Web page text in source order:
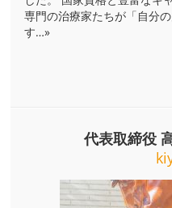
専門の治療家たちが「自分
す…»
代表取締役